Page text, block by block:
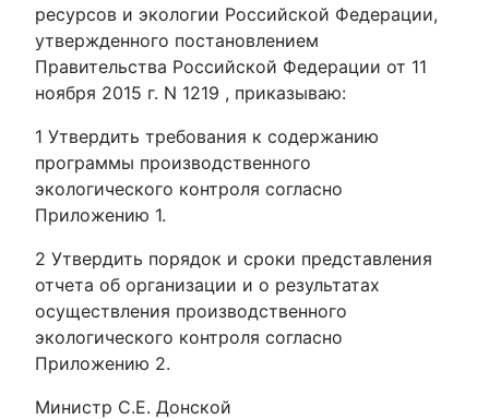
ресурсов и экологии Российской Федерации,
утвержденного постановлением
Правительства Российской Федерации от 11
ноября 2015 г. N 1219 , приказываю:
1 Утвердить требования к содержанию
программы производственного
экологического контроля согласно
Приложению 1.
2 Утвердить порядок и сроки представления
отчета об организации и о результатах
осуществления производственного
экологического контроля согласно
Приложению 2.
Министр С.Е. Донской